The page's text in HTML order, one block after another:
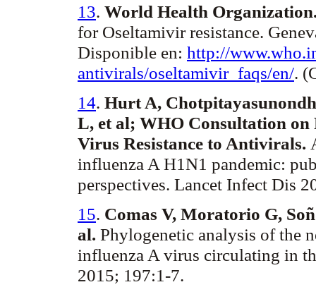
13. World Health
for Oseltamivir resistance.
Disponible en: http://
antivirals/oseltamivir_faqs/en/.
14. Hurt A,
L, et al; WHO Consultation on
Virus Resistance to Antivirals.
influenza A H1N1 pandemic:
perspectives. Lancet Infect Dis
15. Comas V, Moratorio G,
al. Phylogenetic analysis of the
influenza A virus circulating in
2015; 197:1-7.